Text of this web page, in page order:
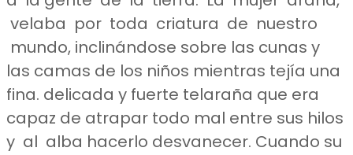
velaba por toda criatura de nuestro
mundo, inclinándose sobre las cunas y
las camas de los niños mientras tejía una
fina. delicada y fuerte telaraña que era
capaz de atrapar todo mal entre sus hilos
y al alba hacerlo desvanecer. Cuando su